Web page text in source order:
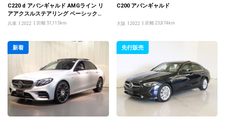
C220 d アバンギャルド AMGライン リ
アアクスルステアリング ベーシックパ
ッケージ
兵庫 2022 距離 51,115km
C200 アバンギャルド
大阪 2022 距離 23,874km
新着 先行販売